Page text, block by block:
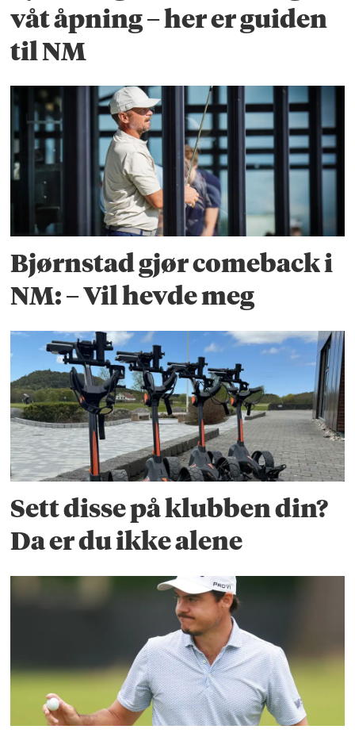
våt åpning – her er guiden
til NM
Bjørnstad gjør comeback i
NM: – Vil hevde meg
Sett disse på klubben din?
Da er du ikke alene